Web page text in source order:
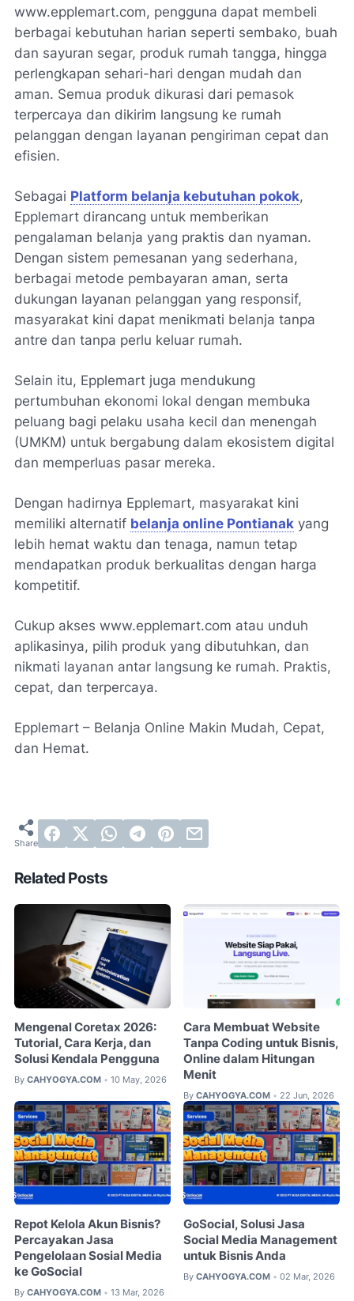
www.epplemart.com, pengguna dapat membeli
berbagai kebutuhan harian seperti sembako, buah
dan sayuran segar, produk rumah tangga, hingga
perlengkapan sehari-hari dengan mudah dan
aman. Semua produk dikurasi dari pemasok
terpercaya dan dikirim langsung ke rumah
pelanggan dengan layanan pengiriman cepat dan
efisien.
Sebagai Platform belanja kebutuhan pokok,
Epplemart dirancang untuk memberikan
pengalaman belanja yang praktis dan nyaman.
Dengan sistem pemesanan yang sederhana,
berbagai metode pembayaran aman, serta
dukungan layanan pelanggan yang responsif,
masyarakat kini dapat menikmati belanja tanpa
antre dan tanpa perlu keluar rumah.
Selain itu, Epplemart juga mendukung
pertumbuhan ekonomi lokal dengan membuka
peluang bagi pelaku usaha kecil dan menengah
(UMKM) untuk bergabung dalam ekosistem digital
dan memperluas pasar mereka.
Dengan hadirnya Epplemart, masyarakat kini
memiliki alternatif belanja online Pontianak yang
lebih hemat waktu dan tenaga, namun tetap
mendapatkan produk berkualitas dengan harga
kompetitif.
Cukup akses www.epplemart.com atau unduh
aplikasinya, pilih produk yang dibutuhkan, dan
nikmati layanan antar langsung ke rumah. Praktis,
cepat, dan terpercaya.
Epplemart – Belanja Online Makin Mudah, Cepat,
dan Hemat.
Related Posts
Mengenal Coretax 2026:
Tutorial, Cara Kerja, dan
Solusi Kendala Pengguna
By CAHYOGYA.COM • 10 May, 2026
Cara Membuat Website
Tanpa Coding untuk Bisnis,
Online dalam Hitungan
Menit
By CAHYOGYA.COM • 22 Jun, 2026
Repot Kelola Akun Bisnis?
Percayakan Jasa
Pengelolaan Sosial Media
ke GoSocial
By CAHYOGYA.COM • 13 Mar, 2026
GoSocial, Solusi Jasa
Social Media Management
untuk Bisnis Anda
By CAHYOGYA.COM • 02 Mar, 2026